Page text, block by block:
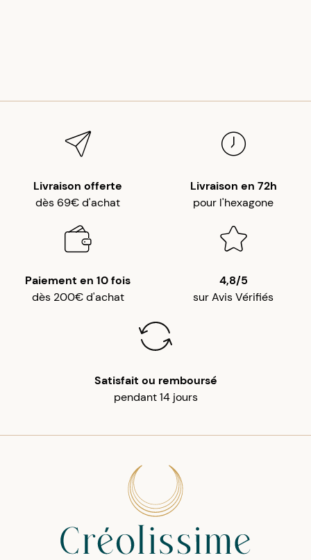
Livraison offerte
dès 69€ d'achat
Livraison en 72h
pour l'hexagone
Paiement en 10 fois
dès 200€ d'achat
4,8/5
sur Avis Vérifiés
Satisfait ou remboursé
pendant 14 jours